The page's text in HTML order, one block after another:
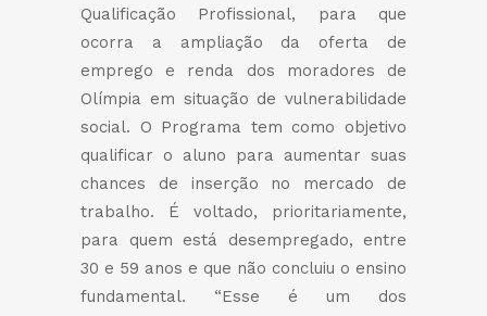
Qualificação Profissional, para que
ocorra a ampliação da oferta de
emprego e renda dos moradores de
Olímpia em situação de vulnerabilidade
social. O Programa tem como objetivo
qualificar o aluno para aumentar suas
chances de inserção no mercado de
trabalho. É voltado, prioritariamente,
para quem está desempregado, entre
30 e 59 anos e que não concluiu o ensino
fundamental. “Esse é um dos